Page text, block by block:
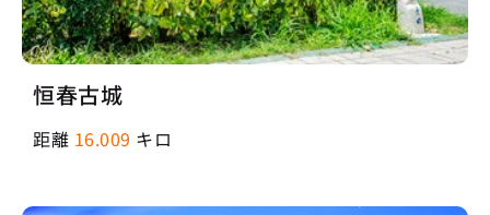
恒春古城
距離 16.009 キロ